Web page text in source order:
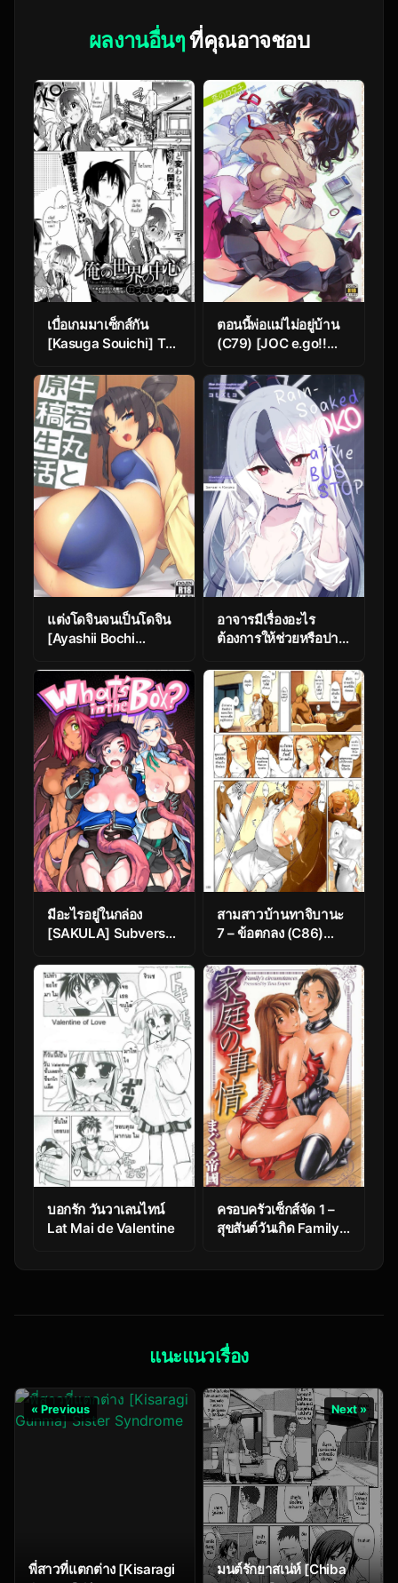
ผลงานอื่นๆที่คุณอาจชอบ
เบื่อเกมมาเซ็กส์กัน
[Kasuga Souichi] The
(Comic X-Eros #14)
ตอนนี้พ่อแม่ไม่อยู่บ้าน
(C79) [JOC e.go!!
no Katachi
(Amagami)
แต่งโดจินจนเป็นโดจิน
[Ayashii Bochi
Ushiwakamaru to
Genkou Seikatsu |
Working on a Draft
with Ushiwakamaru
(Fate/Grand Order)
อาจารมีเรื่องอะไร
ต้องการให้ช่วยหรือปาว
มีอะไรอยู่ในกล่อง
[SAKULA] Subverse:
สามสาวบ้านทาจิบานะ
7 – ข้อตกลง (C86)
Tachibana-san-chi
no Dansei Jijou
Matome Ban
(colorized) Part 7
บอกรัก วันวาเลนไทน์
Lat Mai de Valentine
ครอบครัวเซ็กส์จัด 1 –
สุขสันต์วันเกิด Family
แนะแนวเรื่อง
« Previous
พี่สาวที่แตกต่าง [Kisaragi
Next »
มนต์รักยาสเน่ห์ [Chiba